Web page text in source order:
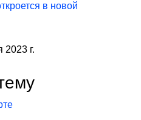
в новой
г.